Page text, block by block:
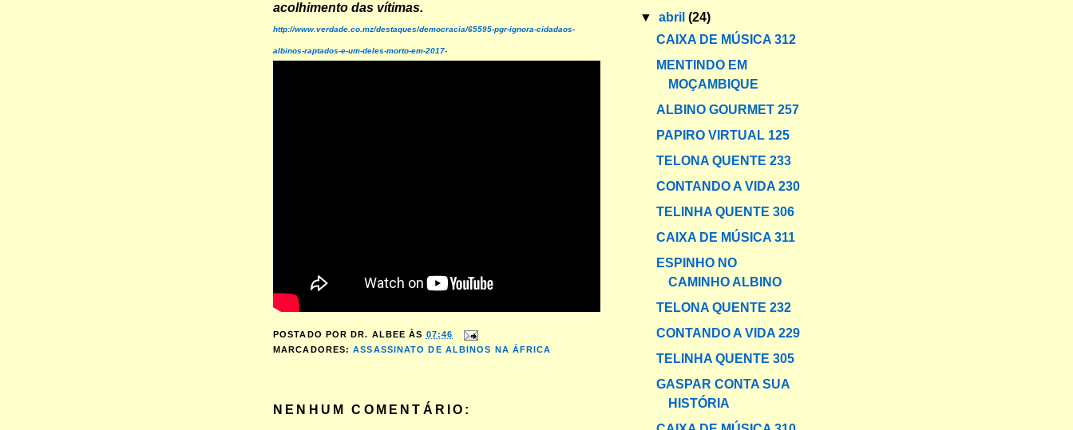
acolhimento das vítimas.
http://www.verdade.co.mz/destaques/democracia/65595-pgr-ignora-cidadaos-
albinos-raptados-e-um-deles-morto-em-2017-
POSTADO POR DR. ALBEE ÀS 07:46
MARCADORES:ASSASSINATO DE ALBINOS NA ÁFRICA
NENHUM COMENTÁRIO:
▼abril(24)
CAIXA DE MÚSICA 312
MENTINDO EM
MOÇAMBIQUE
ALBINO GOURMET 257
PAPIRO VIRTUAL 125
TELONA QUENTE 233
CONTANDO A VIDA 230
TELINHA QUENTE 306
CAIXA DE MÚSICA 311
ESPINHO NO
CAMINHO ALBINO
TELONA QUENTE 232
CONTANDO A VIDA 229
TELINHA QUENTE 305
GASPAR CONTA SUA
HISTÓRIA